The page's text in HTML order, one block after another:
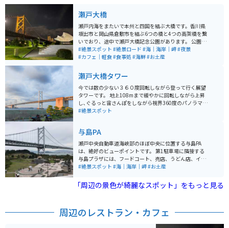
瀬戸大橋
瀬戸内海をまたいで本州と四国を結ぶ大橋です。香川県
坂出市と岡山県倉敷市を結ぶ6つの橋と4つの高架橋を繋
いでおり、途中で瀬戸大橋記念公園があります。 公園内
には回転展望台「瀬戸大橋タワー」があります。全長9,3
68mで、鉄道と道路の併用橋としては世界最長を誇りま
#絶景スポット #絶景ロード #海｜海岸｜岬#夜景
#カフェ｜軽食#食事処 #海鮮#お土産
瀬戸大橋タワー
今では数の少ない３６０度回転しながら登って行く展望
タワーです。 地上108mまで緩やかに回転しながら上昇
し､ぐるっと宙さんぽをしながら視界360度のパノラマが
楽しめます。 瀬戸内海と瀬戸大橋が一望出来て絶景が楽
#絶景スポット
与島PA
瀬戸中央自動車道海峡部のほぼ中央に位置する与島PA
は、絶好のビューポイントです。 第1駐車場に隣接する
与島プラザには、フードコート、売店、うどん店、イン
フォメーションなどがあります。 また、与島プラザの展
をパノラマで展望できます。南側にある園地には、藤棚
や日時計など見どころがいっぱいです。 駐車場がとても
#絶景スポット #海｜海岸｜岬#お土産
「周辺の景色が綺麗なスポット」をもっと見る
周辺のレストラン・カフェ